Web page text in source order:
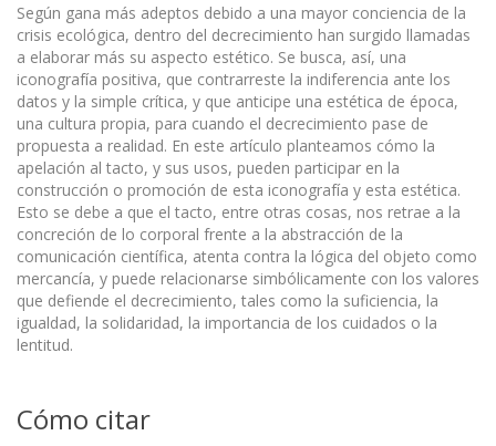
Según gana más adeptos debido a una mayor conciencia de la
crisis ecológica, dentro del decrecimiento han surgido llamadas
a elaborar más su aspecto estético. Se busca, así, una
iconografía positiva, que contrarreste la indiferencia ante los
datos y la simple crítica, y que anticipe una estética de época,
una cultura propia, para cuando el decrecimiento pase de
propuesta a realidad. En este artículo planteamos cómo la
apelación al tacto, y sus usos, pueden participar en la
construcción o promoción de esta iconografía y esta estética.
Esto se debe a que el tacto, entre otras cosas, nos retrae a la
concreción de lo corporal frente a la abstracción de la
comunicación científica, atenta contra la lógica del objeto como
mercancía, y puede relacionarse simbólicamente con los valores
que defiende el decrecimiento, tales como la suficiencia, la
igualdad, la solidaridad, la importancia de los cuidados o la
lentitud.
Cómo citar